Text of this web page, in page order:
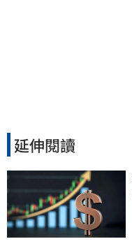
延伸閱讀